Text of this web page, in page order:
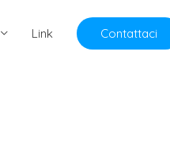
Link Contattaci